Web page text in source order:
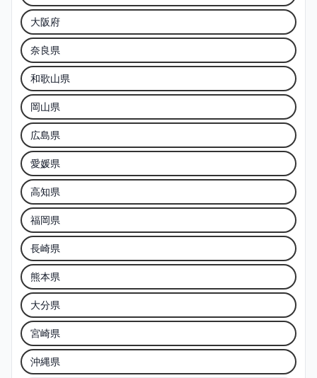
大阪府
奈良県
和歌山県
岡山県
広島県
愛媛県
高知県
福岡県
長崎県
熊本県
大分県
宮崎県
沖縄県